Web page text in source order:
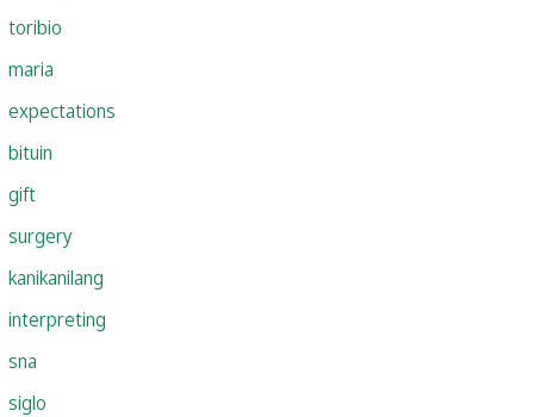
toribio
maria
expectations
bituin
gift
surgery
kanikanilang
interpreting
sna
siglo